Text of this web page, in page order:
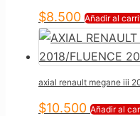
$8.500 Añadir al
axial renault megane iii
$10.500 Añadir al